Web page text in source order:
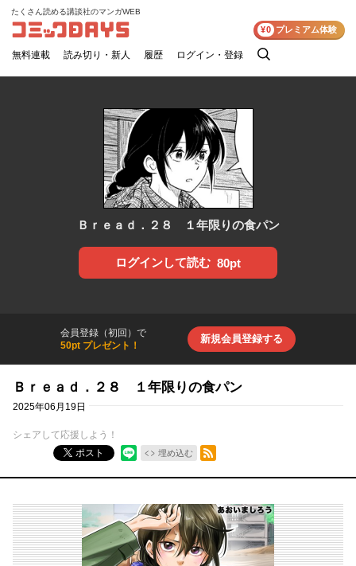
コミックDAYS
たくさん読める講談社のマンガWEB
無料連載 読み切り・新人 履歴 ログイン・登録
検
¥0 プレミアム体験
Ｂｒｅａｄ．２８ １年限りの食パン
ログインして読む 80pt
会員登録（初回）で
50pt プレゼント！
新規会員登録する
Ｂｒｅａｄ．２８ １年限りの食パン
2025年06月19日
シェアして応援しよう！
ポスト
埋め込む
RSSフィード